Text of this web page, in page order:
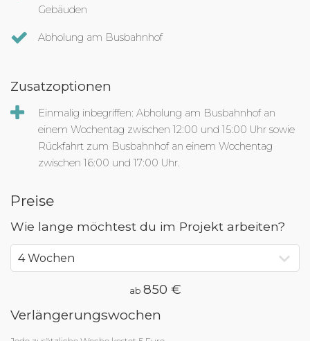
Gebäuden
Abholung am Busbahnhof
Zusatzoptionen
Einmalig inbegriffen: Abholung am Busbahnhof an
einem Wochentag zwischen 12:00 und 15:00 Uhr sowie
Rückfahrt zum Busbahnhof an einem Wochentag
zwischen 16:00 und 17:00 Uhr.
Preise
Wie lange möchtest du im Projekt arbeiten?
ab850 €
Verlängerungswochen